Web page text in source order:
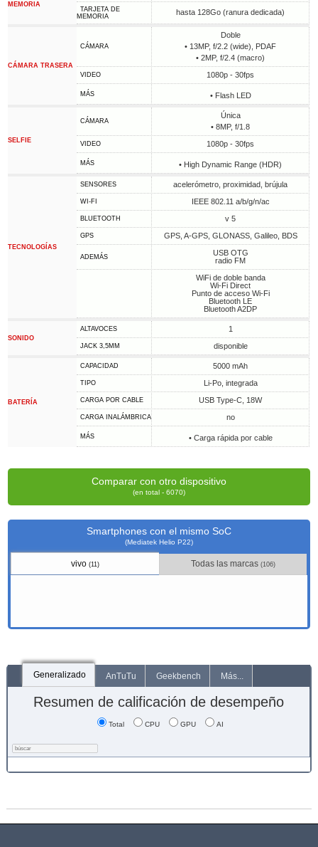
MEMORIA
TARJETA DE
MEMORIA
hasta 128Go (ranura dedicada)
CÁMARA TRASERA
CÁMARA
Doble
• 13MP, f/2.2 (wide), PDAF
• 2MP, f/2.4 (macro)
VIDEO 1080p - 30fps
MÁS • Flash LED
SELFIE
CÁMARA
Única
• 8MP, f/1.8
VIDEO 1080p - 30fps
MÁS • High Dynamic Range (HDR)
TECNOLOGÍAS
SENSORES acelerómetro, proximidad, brújula
WI-FI IEEE 802.11 a/b/g/n/ac
BLUETOOTH v 5
GPS GPS, A-GPS, GLONASS, Galileo, BDS
ADEMÁS
USB OTG
radio FM
WiFi de doble banda
Wi-Fi Direct
Punto de acceso Wi-Fi
Bluetooth LE
Bluetooth A2DP
SONIDO
ALTAVOCES 1
JACK 3,5MM disponible
BATERÍA
CAPACIDAD 5000 mAh
TIPO Li-Po, integrada
CARGA POR CABLE USB Type-C, 18W
CARGA INALÁMBRICA no
MÁS • Carga rápida por cable
Comparar con otro dispositivo
(en total - 6070)
Smartphones con el mismo SoC
(Mediatek Helio P22)
vivo(11) Todas las marcas(106)
Generalizado AnTuTu Geekbench Más...
Resumen de calificación de desempeño
Total CPU GPU AI